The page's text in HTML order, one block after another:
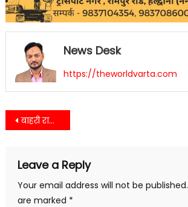
News Desk
https://theworldvarta.com
Post
बाहरी राज्यों से आए लोगों को अब अनिवार्य रूप से कराना होगा सत्यापन…
Leave a Reply
Your email address will not be published.
are marked *